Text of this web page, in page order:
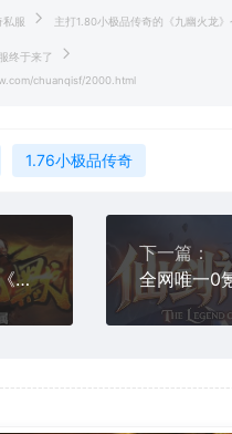
私服 主打1.80小极品传奇的《九幽火龙》
终于来了
chuanqisf/2000.html
1.76小极品传奇
最新沉默传奇《三源沉默》今日开区！良心白服，万物靠打无门槛
下一篇：